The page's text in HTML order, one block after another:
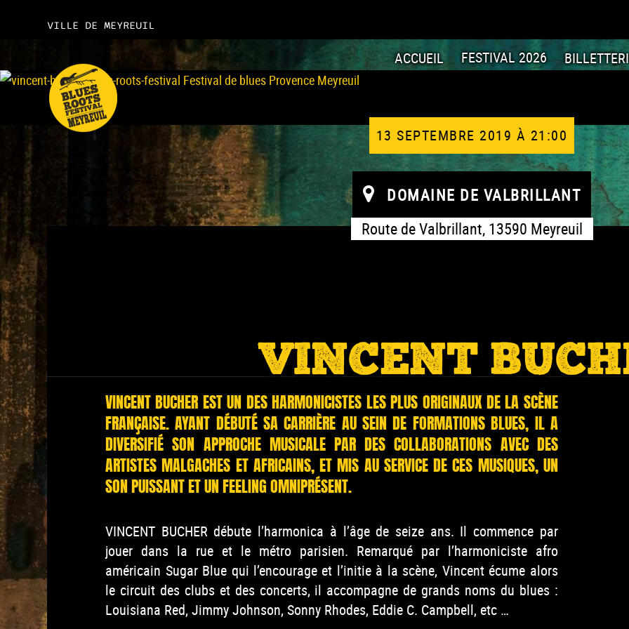
VILLE DE MEYREUIL
ACCUEIL FESTIVAL 2026
13 SEPTEMBRE 2019 À 21:00
DOMAINE DE VALBRILLANT
Route de Valbrillant, 13590 Meyreuil
VINCENT
VINCENT BUCHER EST UN DES HARMONICISTES LES PLUS ORIGINAUX DE LA SCÈNE
FRANÇAISE. AYANT DÉBUTÉ SA CARRIÈRE AU SEIN DE FORMATIONS BLUES, IL A
DIVERSIFIÉ SON APPROCHE MUSICALE PAR DES COLLABORATIONS AVEC DES
ARTISTES MALGACHES ET AFRICAINS, ET MIS AU SERVICE DE CES MUSIQUES, UN
SON PUISSANT ET UN FEELING OMNIPRÉSENT.
VINCENT BUCHER débute l’harmonica à l’âge de seize ans. Il commence par
jouer dans la rue et le métro parisien. Remarqué par l’harmoniciste afro
américain Sugar Blue qui l’encourage et l’initie à la scène, Vincent écume alors
le circuit des clubs et des concerts, il accompagne de grands noms du blues :
Louisiana Red, Jimmy Johnson, Sonny Rhodes, Eddie C. Campbell, etc …